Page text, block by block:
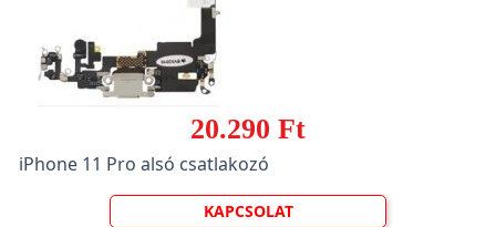
20.290 Ft
iPhone 11 Pro alsó csatlakozó
KAPCSOLAT